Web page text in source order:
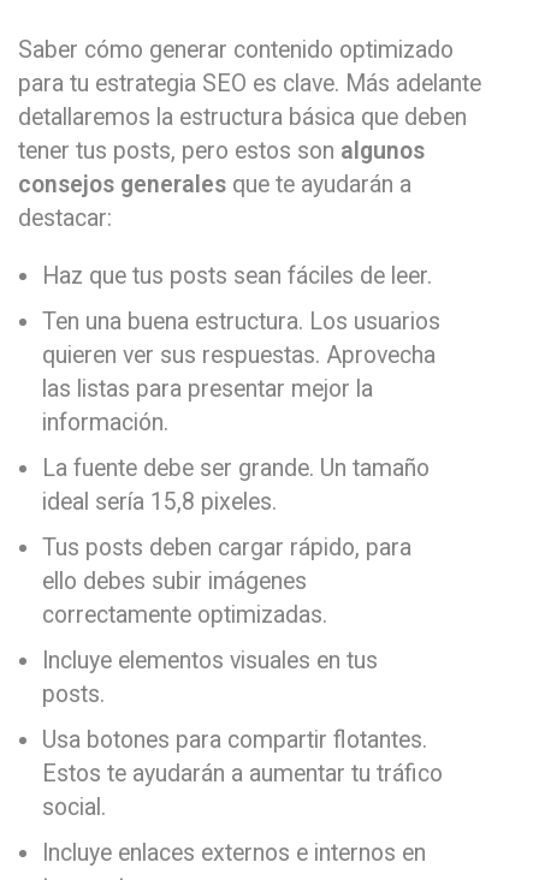
Saber cómo generar contenido optimizado
para tu estrategia SEO es clave. Más adelante
detallaremos la estructura básica que deben
tener tus posts, pero estos son algunos
consejos generales que te ayudarán a
destacar:
Haz que tus posts sean fáciles de leer.
Ten una buena estructura. Los usuarios
quieren ver sus respuestas. Aprovecha
las listas para presentar mejor la
información.
La fuente debe ser grande. Un tamaño
ideal sería 15,8 pixeles.
Tus posts deben cargar rápido, para
ello debes subir imágenes
correctamente optimizadas.
Incluye elementos visuales en tus
posts.
Usa botones para compartir flotantes.
Estos te ayudarán a aumentar tu tráfico
social.
Incluye enlaces externos e internos en